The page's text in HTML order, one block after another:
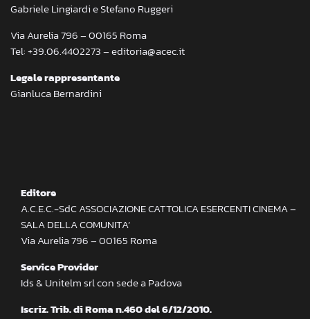
Gabriele Lingiardi e Stefano Ruggeri
Via Aurelia 796 – 00165 Roma
Tel: +39.06.4402273 – editoria@acec.it
Legale rappresentante
Gianluca Bernardini
Editore
A.C.E.C.-SdC ASSOCIAZIONE CATTOLICA ESERCENTI CINEMA –
SALA DELLA COMUNITA’
Via Aurelia 796 – 00165 Roma
Service Provider
Ids & Unitelm srl con sede a Padova
Iscriz. Trib. di Roma n.460 del 6/12/2010.